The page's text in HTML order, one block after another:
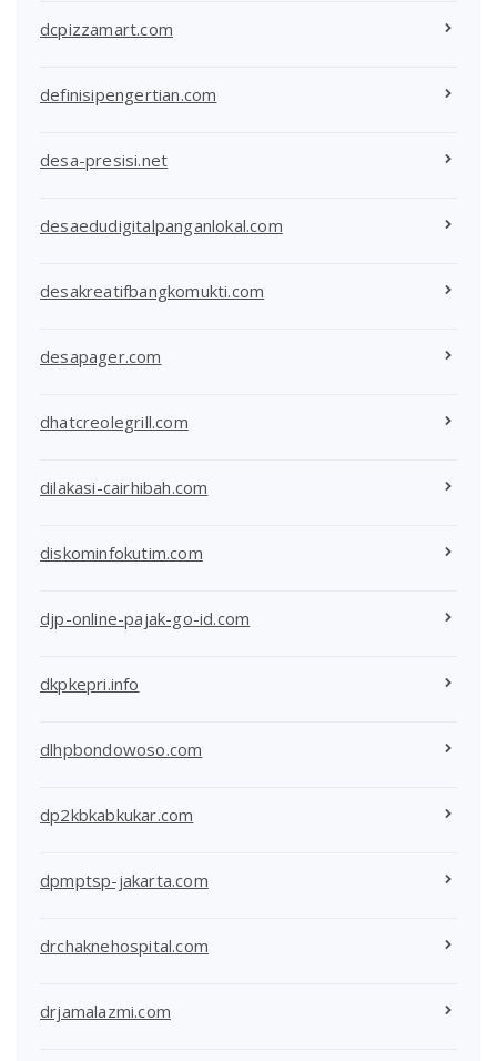
dcpizzamart.com
definisipengertian.com
desa-presisi.net
desaedudigitalpanganlokal.com
desakreatifbangkomukti.com
desapager.com
dhatcreolegrill.com
dilakasi-cairhibah.com
diskominfokutim.com
djp-online-pajak-go-id.com
dkpkepri.info
dlhpbondowoso.com
dp2kbkabkukar.com
dpmptsp-jakarta.com
drchaknehospital.com
drjamalazmi.com